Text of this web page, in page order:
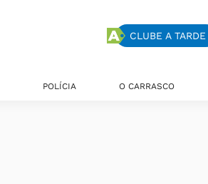
CLUBE A TARDE
POLÍCIA O CARRASCO